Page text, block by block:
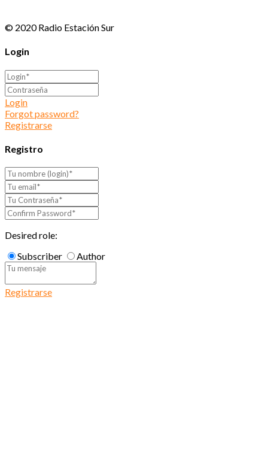
© 2020 Radio Estación Sur
Login
Login
Forgot password?
Registrarse
Registro
Desired role:
Subscriber
Author
Registrarse